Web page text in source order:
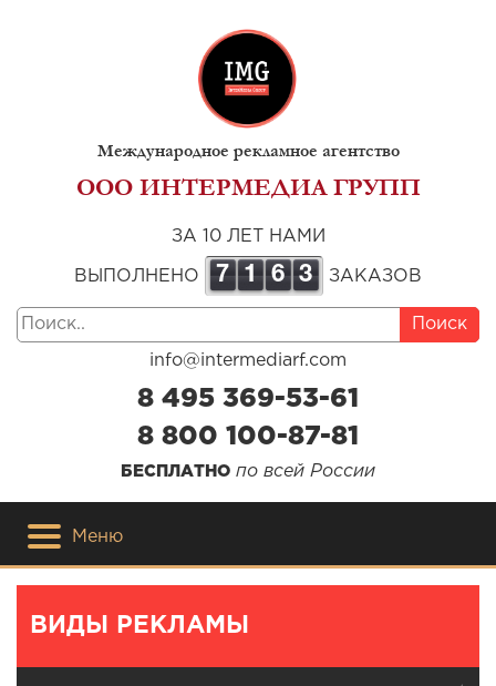
Международное рекламное агентство
ООО ИНТЕРМЕДИА ГРУПП
ЗА 10 ЛЕТ НАМИ
ВЫПОЛНЕНО 7 1 6 3 ЗАКАЗОВ
Поиск
info@intermediarf.com
8 495 369-53-61
8 800 100-87-81
БЕСПЛАТНО по всей России
Меню
ВИДЫ РЕКЛАМЫ